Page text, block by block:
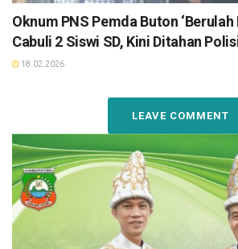
Oknum PNS Pemda Buton ‘Berulah
Cabuli 2 Siswi SD, Kini Ditahan
18.02.2026
LEAVE COMMENT